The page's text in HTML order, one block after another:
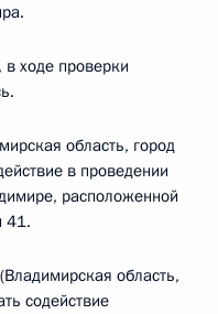
ходе проверки
область, город
в проведении
расположенной
41.
область,
содействие